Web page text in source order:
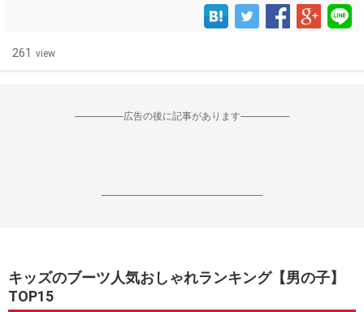
261 view
--------------------広告の後に記事があります--------------------
------------------------------------------------------------------
キッズのブーツ人気おしゃれランキング【男の子】
TOP15